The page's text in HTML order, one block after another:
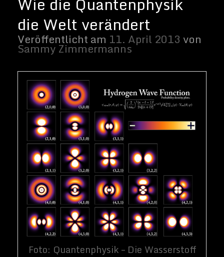
Foto: Quantenphysik – Die Wasserstoff
Wellenfunktion | (CC BY-NC-SA 2.0)
In letzter Zeit beschäftige ich mich
eingehender mit dem Thema
Quantenphysik. Ich habe die Post mal
unter der Kategorie Weltraum abgelegt,
obwohl das nicht ganz richtig ist. Ist die
Welt der Quantenphysik doch eine des ganz
kleinen. Um es mit Goethes Worten zu
sagen, „was die Welt im Innersten
zusammen hält“, dass ist das eigentliche
Thema der Quantenphysik. Dennoch hat
dieses relativ neue Feld der
Naturwissenschaft auch Auswirkungen auf
die Welt des Menschen und des Kosmos.
Doch wie bin ich auf die
Quantenphysik gekommen?